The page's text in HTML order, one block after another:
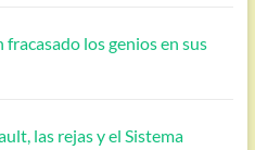
fracasado los genios en sus
las rejas y el Sistema